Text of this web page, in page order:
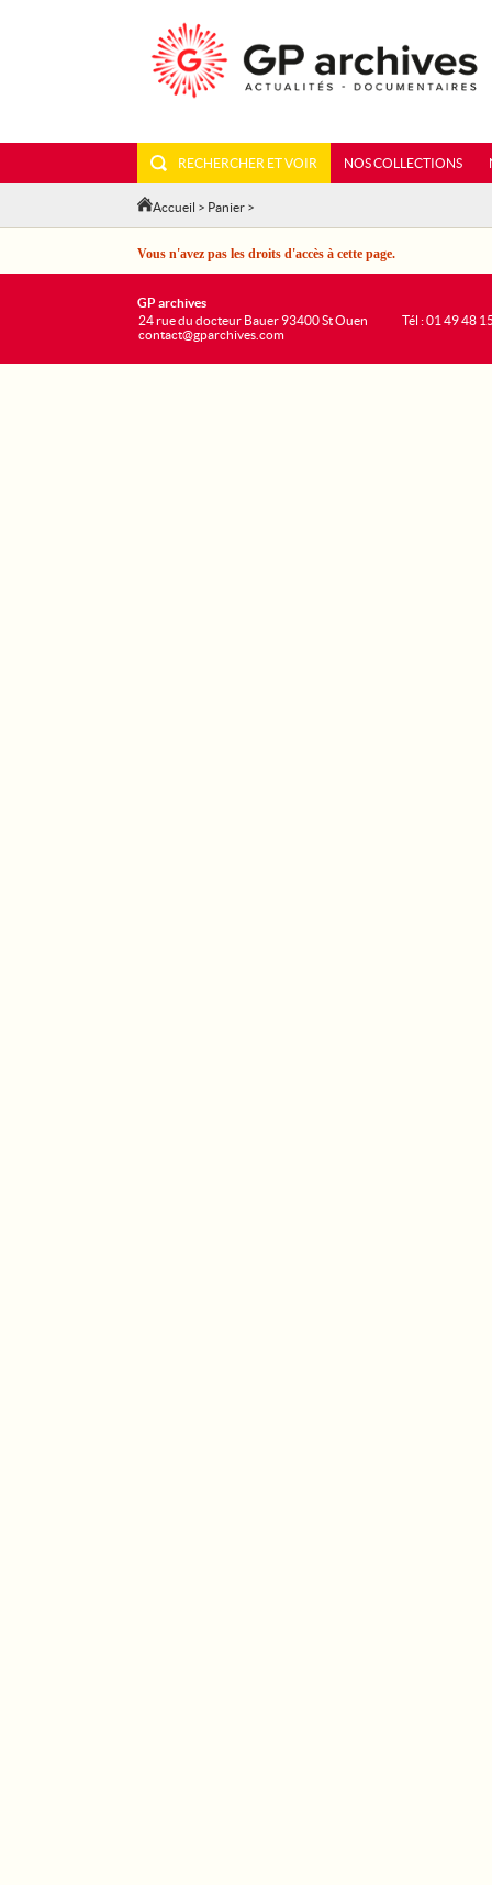
RECHERCHER ET VOIR NOS COLLECTIONS
Accueil > Panier >
Vous n'avez pas les droits d'accès à cette page.
GP archives
24 rue du docteur Bauer 93400 St Ouen
contact@gparchives.com
Tél : 01 49 48